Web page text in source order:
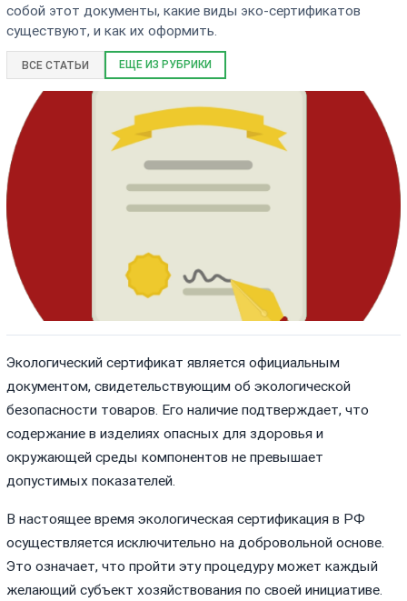
собой этот документы, какие виды эко-сертификатов
существуют, и как их оформить.
ВСЕ СТАТЬИ ЕЩЕ ИЗ РУБРИКИ
Экологический сертификат является официальным
документом, свидетельствующим об экологической
безопасности товаров. Его наличие подтверждает, что
содержание в изделиях опасных для здоровья и
окружающей среды компонентов не превышает
допустимых показателей.
В настоящее время экологическая сертификация в РФ
осуществляется исключительно на добровольной основе.
Это означает, что пройти эту процедуру может каждый
желающий субъект хозяйствования по своей инициативе.